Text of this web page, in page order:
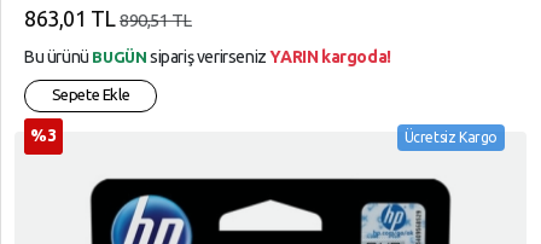
863,01 TL 890,51 TL
Bu ürünü BUGÜN sipariş verirsenizYARIN kargoda!
Sepete Ekle
Ücretsiz Kargo
%3